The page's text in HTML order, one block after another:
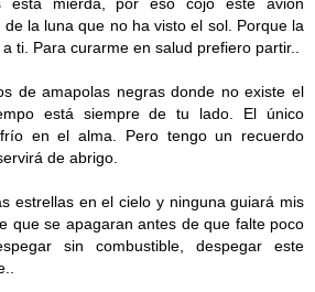
esta mierda, por eso cojo este avión
la luna que no ha visto el sol. Porque la
ti. Para curarme en salud prefiero partir..
de amapolas negras donde no existe el
está siempre de tu lado. El único
en el alma. Pero tengo un recuerdo
de abrigo.
estrellas en el cielo y ninguna guiará mis
que se apagaran antes de que falte poco
sin combustible, despegar este